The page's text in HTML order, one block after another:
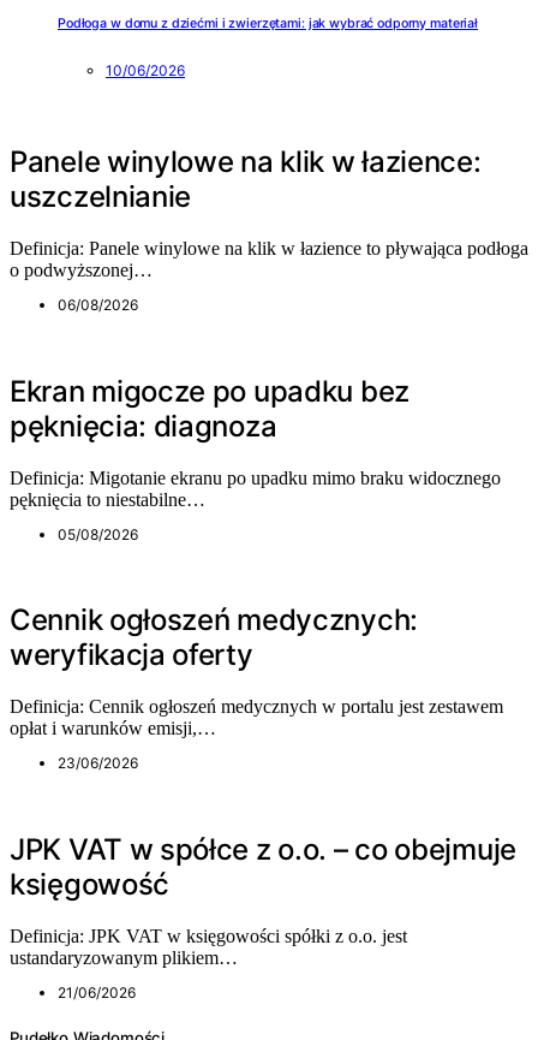
Podłoga w domu z dziećmi i zwierzętami: jak wybrać odporny materiał
10/06/2026
Panele winylowe na klik w łazience:
uszczelnianie
Definicja: Panele winylowe na klik w łazience to pływająca podłoga
o podwyższonej…
06/08/2026
Ekran migocze po upadku bez
pęknięcia: diagnoza
Definicja: Migotanie ekranu po upadku mimo braku widocznego
pęknięcia to niestabilne…
05/08/2026
Cennik ogłoszeń medycznych:
weryfikacja oferty
Definicja: Cennik ogłoszeń medycznych w portalu jest zestawem
opłat i warunków emisji,…
23/06/2026
JPK VAT w spółce z o.o. – co obejmuje
księgowość
Definicja: JPK VAT w księgowości spółki z o.o. jest
ustandaryzowanym plikiem…
21/06/2026